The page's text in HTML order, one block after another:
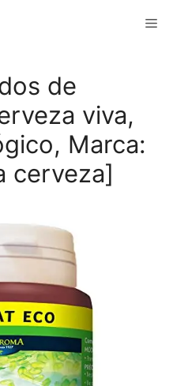
de
viva,
Marca:
cerveza]